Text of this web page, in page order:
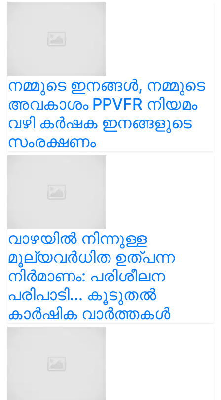
നമ്മുടെ ഇനങ്ങൾ, നമ്മുടെ
അവകാശം PPVFR നിയമം
വഴി കർഷക ഇനങ്ങളുടെ
സംരക്ഷണം
വാഴയിൽ നിന്നുള്ള
മൂല്യവർധിത ഉത്പന്ന
നിർമാണം: പരിശീലന
പരിപാടി... കൂടുതൽ
കാർഷിക വാർത്തകൾ